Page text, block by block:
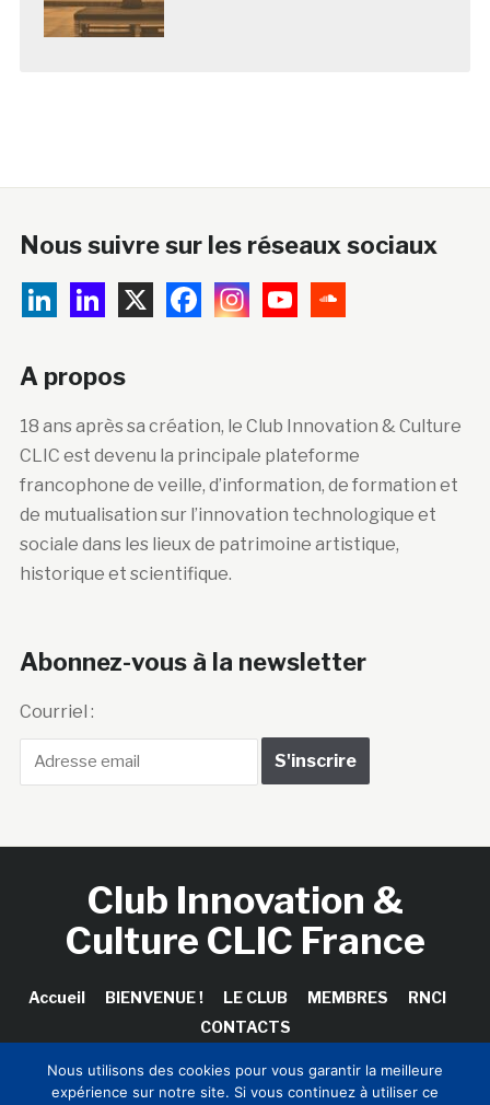
Nous suivre sur les réseaux sociaux
A propos
18 ans après sa création, le Club Innovation & Culture
CLIC est devenu la principale plateforme
francophone de veille, d’information, de formation et
de mutualisation sur l’innovation technologique et
sociale dans les lieux de patrimoine artistique,
historique et scientifique.
Abonnez-vous à la newsletter
Courriel :
Club Innovation &
Culture CLIC France
Accueil BIENVENUE ! LE CLUB MEMBRES
RNCI
CONTACTS
Nous utilisons des cookies pour vous garantir la meilleure
expérience sur notre site. Si vous continuez à utiliser ce